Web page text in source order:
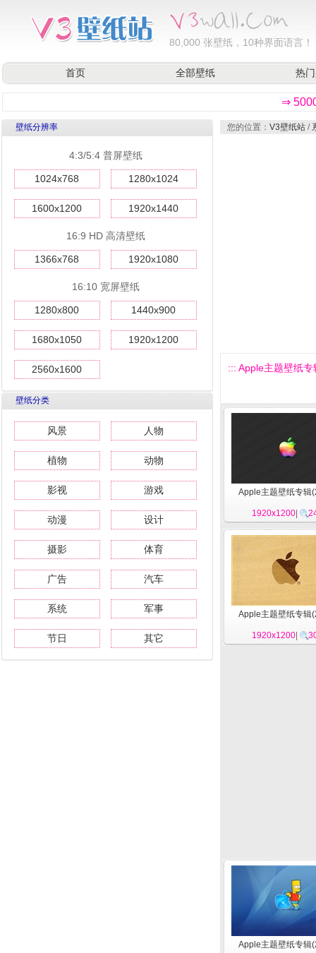
80,000 张壁纸，10种界面语言！
首页 全部壁纸 热
⇒
壁纸分辨率
4:3/5:4 普屏壁纸
1024x768 1280x1024
1600x1200 1920x1440
16:9 HD 高清壁纸
1366x768 1920x1080
16:10 宽屏壁纸
1280x800 1440x900
1680x1050 1920x1200
2560x1600
壁纸分类
风景 人物
植物 动物
影视 游戏
动漫 设计
摄影 体育
广告 汽车
系统 军事
节日 其它
您的位置： V3壁纸站 /
::: Apple主题壁纸
Apple主题壁纸专辑
1920x1200
Apple主题壁纸专辑
1920x1200
Apple主题壁纸专辑